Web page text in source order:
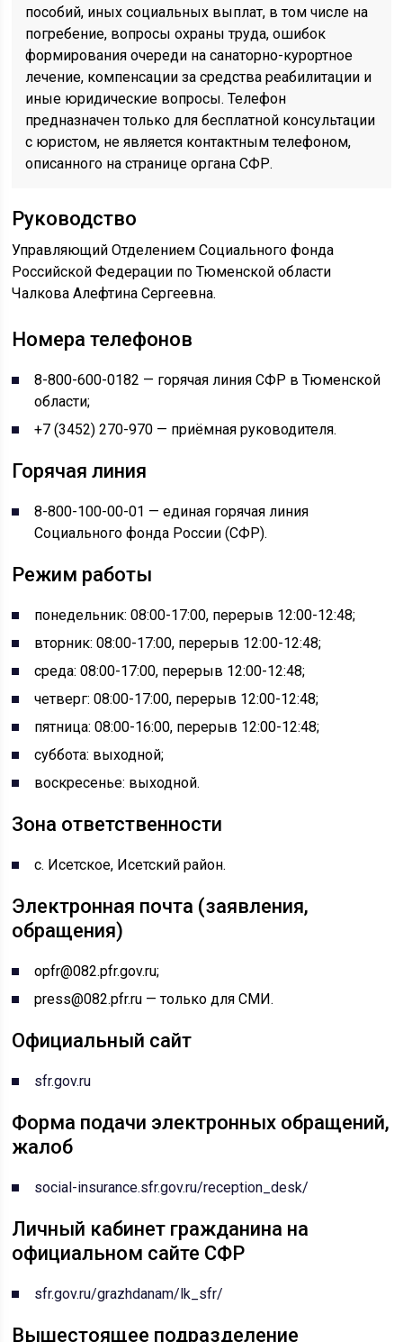
пособий, иных социальных выплат, в том числе на
погребение, вопросы охраны труда, ошибок
формирования очереди на санаторно-курортное
лечение, компенсации за средства реабилитации и
иные юридические вопросы. Телефон
предназначен только для бесплатной консультации
с юристом, не является контактным телефоном,
описанного на странице органа СФР.
Руководство
Управляющий Отделением Социального фонда
Российской Федерации по Тюменской области
Чалкова Алефтина Сергеевна.
Номера телефонов
8-800-600-0182 — горячая линия СФР в Тюменской
области;
+7 (3452) 270-970 — приёмная руководителя.
Горячая линия
8-800-100-00-01 — единая горячая линия
Социального фонда России (СФР).
Режим работы
понедельник: 08:00-17:00, перерыв 12:00-12:48;
вторник: 08:00-17:00, перерыв 12:00-12:48;
среда: 08:00-17:00, перерыв 12:00-12:48;
четверг: 08:00-17:00, перерыв 12:00-12:48;
пятница: 08:00-16:00, перерыв 12:00-12:48;
суббота: выходной;
воскресенье: выходной.
Зона ответственности
с. Исетское, Исетский район.
Электронная почта (заявления,
обращения)
opfr@082.pfr.gov.ru;
press@082.pfr.ru — только для СМИ.
Официальный сайт
sfr.gov.ru
Форма подачи электронных обращений,
жалоб
social-insurance.sfr.gov.ru/reception_desk/
Личный кабинет гражданина на
официальном сайте СФР
sfr.gov.ru/grazhdanam/lk_sfr/
Вышестоящее подразделение